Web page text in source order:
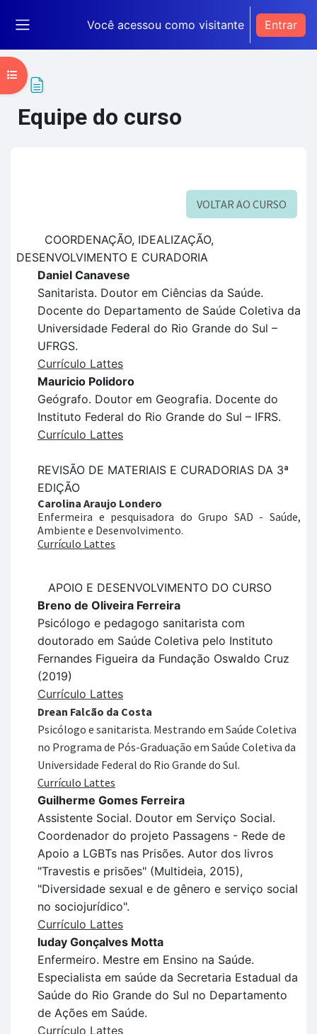
Você acessou como visitante Entrar
Equipe do curso
Abrir índice do curso
VOLTAR AO CURSO
COORDENAÇÃO, IDEALIZAÇÃO,
DESENVOLVIMENTO E CURADORIA
Daniel Canavese
Sanitarista. Doutor em Ciências da Saúde.
Docente do Departamento de Saúde Coletiva da
Universidade Federal do Rio Grande do Sul –
UFRGS.
Currículo Lattes
Mauricio Polidoro
Geógrafo. Doutor em Geografia. Docente do
Instituto Federal do Rio Grande do Sul – IFRS.
Currículo Lattes
REVISÃO DE MATERIAIS E CURADORIAS DA 3ª
EDIÇÃO
Carolina Araujo Londero
Enfermeira e pesquisadora do Grupo SAD - Saúde,
Ambiente e Desenvolvimento.
Currículo Lattes
APOIO E DESENVOLVIMENTO DO CURSO
Breno de Oliveira Ferreira
Psicólogo e pedagogo sanitarista com
doutorado em Saúde Coletiva pelo Instituto
Fernandes Figueira da Fundação Oswaldo Cruz
(2019)
Currículo Lattes
Drean Falcão da Costa
Psicólogo e sanitarista. Mestrando em Saúde Coletiva
no Programa de Pós-Graduação em Saúde Coletiva da
Universidade Federal do Rio Grande do Sul.
Currículo Lattes
Guilherme Gomes Ferreira
Assistente Social. Doutor em Serviço Social.
Coordenador do projeto Passagens - Rede de
Apoio a LGBTs nas Prisões. Autor dos livros
"Travestis e prisões" (Multideia, 2015),
"Diversidade sexual e de gênero e serviço social
no sociojurídico".
Currículo Lattes
Iuday Gonçalves Motta
Enfermeiro. Mestre em Ensino na Saúde.
Especialista em saúde da Secretaria Estadual da
Saúde do Rio Grande do Sul no Departamento
de Ações em Saúde.
Currículo Lattes